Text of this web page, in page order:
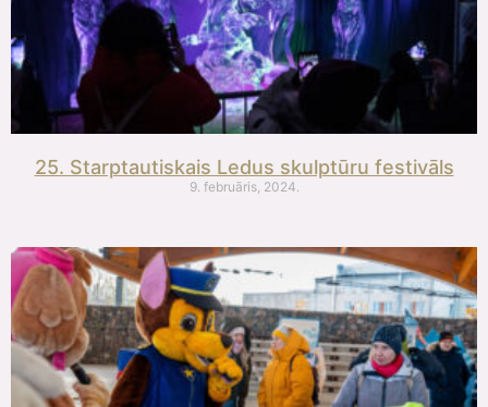
25. Starptautiskais Ledus skulptūru festivāls
9. februāris, 2024.